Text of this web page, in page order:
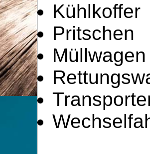
Kühlkoffer
Pritschen
Müllwagen